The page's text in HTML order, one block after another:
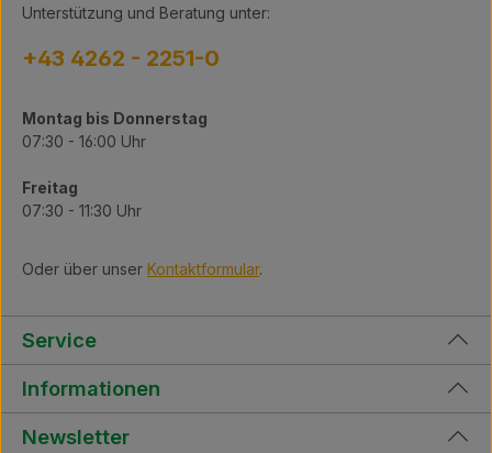
Unterstützung und Beratung unter:
+43 4262 - 2251-0
Montag bis Donnerstag
07:30 - 16:00 Uhr
Freitag
07:30 - 11:30 Uhr
Oder über unser Kontaktformular.
Service
Informationen
Newsletter